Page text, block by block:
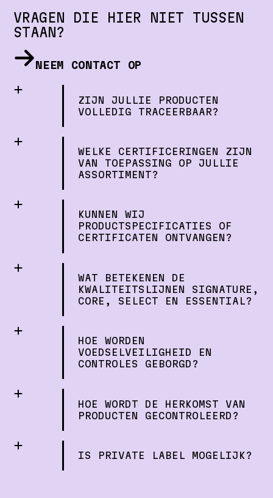
VRAGEN DIE HIER NIET TUSSEN
STAAN?
NEEM CONTACT OP
ZIJN JULLIE PRODUCTEN
VOLLEDIG TRACEERBAAR?
WELKE CERTIFICERINGEN ZIJN
VAN TOEPASSING OP JULLIE
ASSORTIMENT?
KUNNEN WIJ
PRODUCTSPECIFICATIES OF
CERTIFICATEN ONTVANGEN?
WAT BETEKENEN DE
KWALITEITSLIJNEN SIGNATURE,
CORE, SELECT EN ESSENTIAL?
HOE WORDEN
VOEDSELVEILIGHEID EN
CONTROLES GEBORGD?
HOE WORDT DE HERKOMST VAN
PRODUCTEN GECONTROLEERD?
IS PRIVATE LABEL MOGELIJK?